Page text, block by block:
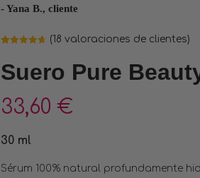
- Yana B., cliente
5 basado
en
(18 valoraciones de clientes)
Suero Pure
33,60 €
30 ml
Sérum 100% natural profundamente